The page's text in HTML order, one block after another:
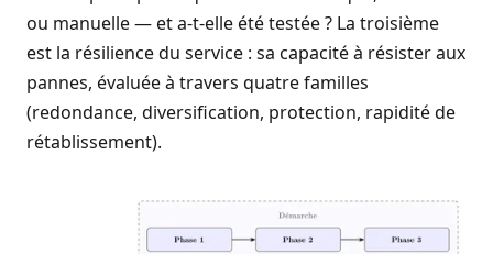
ou manuelle — et a-t-elle été testée ? La troisième
est la résilience du service : sa capacité à résister aux
pannes, évaluée à travers quatre familles
(redondance, diversification, protection, rapidité de
rétablissement).